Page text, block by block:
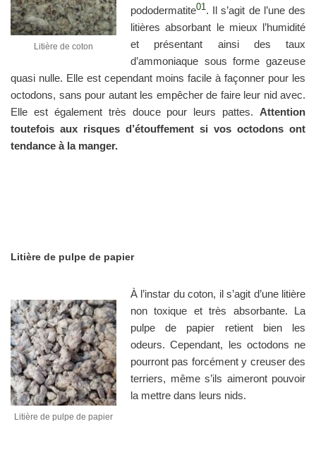
Litière de coton
pododermatite01. Il s’agit de l’une des
litières absorbant le mieux l’humidité
et présentant ainsi des taux
d’ammoniaque sous forme gazeuse
quasi nulle. Elle est cependant moins facile à façonner pour les
octodons, sans pour autant les empêcher de faire leur nid avec.
Elle est également très douce pour leurs pattes. Attention
toutefois aux risques d’étouffement si vos octodons ont
tendance à la manger.
Litière de pulpe de papier
Litière de pulpe de papier
À l’instar du coton, il s’agit d’une litière
non toxique et très absorbante. La
pulpe de papier retient bien les
odeurs. Cependant, les octodons ne
pourront pas forcément y creuser des
terriers, même s’ils aimeront pouvoir
la mettre dans leurs nids.